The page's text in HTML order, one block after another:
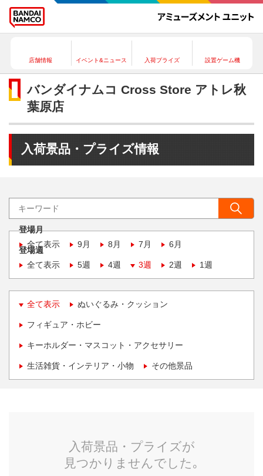
店舗情報 イベント&ニュース 入荷プライズ 設置ゲーム機
バンダイナムコ Cross Store アトレ秋
葉原店
入荷景品・プライズ情報
登場月
全て表示
9月 8月 7月 6月
登場週
全て表示
5週 4週 3週 2週 1週
全て表示 ぬいぐるみ・クッション
フィギュア・ホビー
キーホルダー・マスコット・アクセサリー
生活雑貨・インテリア・小物 その他景品